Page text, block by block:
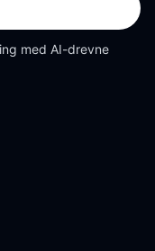
med AI-drevne